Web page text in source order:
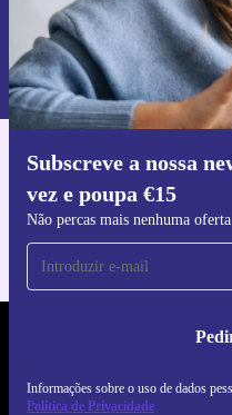
Subscreve a nossa
vez e poupa €15
Não percas mais nenhuma oferta
Informações sobre o uso de dados
Política de Privacidade
Informações sobre o uso de
nossa
Política de Privacidade.
Faz o
Para iOS e
REFURBED